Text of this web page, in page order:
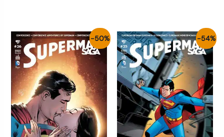
-50%
Le
prix
initial
était :
6.00€.
Le
prix
actuel
est :
3.00€.
-54%
Le
prix
initial
était :
6.50€.
Le
prix
actuel
est :
3.00€.